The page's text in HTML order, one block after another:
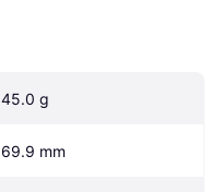
45.0 g
69.9 mm